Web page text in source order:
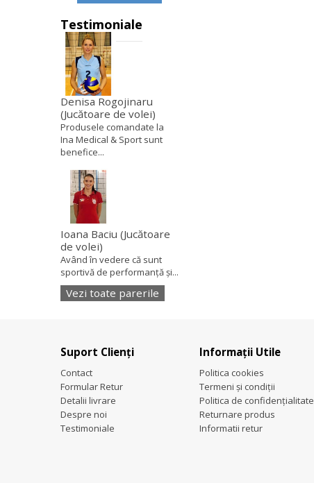
Testimoniale
Denisa Rogojinaru
(Jucătoare de volei)
Produsele comandate la
Ina Medical & Sport sunt
benefice...
Ioana Baciu (Jucătoare
de volei)
Având în vedere că sunt
sportivă de performanță și...
Vezi toate parerile
Suport Clienți
Contact
Formular Retur
Detalii livrare
Despre noi
Testimoniale
Informații Utile
Politica cookies
Termeni și condiții
Politica de confidențialitate
Returnare produs
Informatii retur